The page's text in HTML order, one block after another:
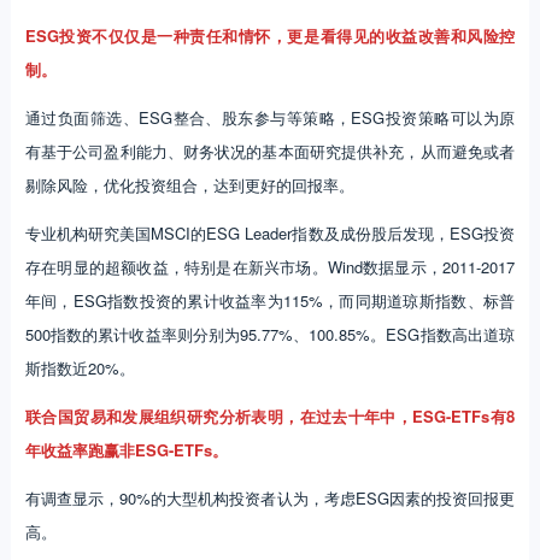
ESG投资不仅仅是一种责任和情怀，更是看得见的收益改善和风险控
制。
通过负面筛选、ESG整合、股东参与等策略，ESG投资策略可以为原
有基于公司盈利能力、财务状况的基本面研究提供补充，从而避免或者
剔除风险，优化投资组合，达到更好的回报率。
专业机构研究美国MSCI的ESG Leader指数及成份股后发现，ESG投资
存在明显的超额收益，特别是在新兴市场。Wind数据显示，2011-2017
年间，ESG指数投资的累计收益率为115%，而同期道琼斯指数、标普
500指数的累计收益率则分别为95.77%、100.85%。ESG指数高出道琼
斯指数近20%。
联合国贸易和发展组织研究分析表明，在过去十年中，ESG-ETFs有8
年收益率跑赢非ESG-ETFs。
有调查显示，90%的大型机构投资者认为，考虑ESG因素的投资回报更
高。